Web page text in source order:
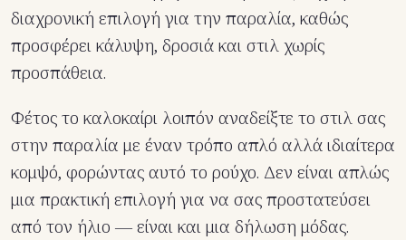
διαχρονική επιλογή για την παραλία, καθώς
προσφέρει κάλυψη, δροσιά και στιλ χωρίς
προσπάθεια.
Φέτος το καλοκαίρι λοιπόν αναδείξτε το στιλ σας
στην παραλία με έναν τρόπο απλό αλλά ιδιαίτερα
κομψό, φορώντας αυτό το ρούχο. Δεν είναι απλώς
μια πρακτική επιλογή για να σας προστατεύσει
από τον ήλιο — είναι και μια δήλωση μόδας.